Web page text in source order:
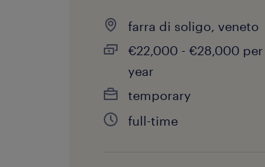
farra di soligo, veneto
€22,000 - €28,000 per
year
temporary
full-time